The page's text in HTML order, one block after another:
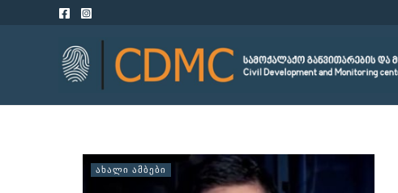
ᲐᲮᲐᲚᲘ ᲐᲛᲑᲔᲑᲘ